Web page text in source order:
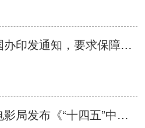
中办国办印发通知，要求保障每名中小学生每学期至少观看2次优秀影片
国家电影局发布《“十四五”中国电影发展规划》